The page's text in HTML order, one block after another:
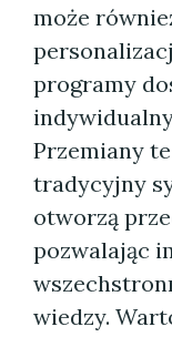
może
programy
Przemiany
tradycyjny
otworzą
pozwalając
wiedzy.